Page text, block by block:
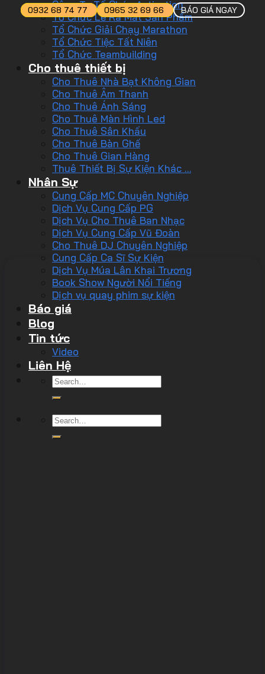
Công Ty Tổ Chức Activation
Tổ Chức Lễ Ra Mắt Sản Phẩm
Tổ Chức Giải Chạy Marathon
Tổ Chức Tiệc Tất Niên
Tổ Chức Teambuilding
Cho thuê thiết bị
Cho Thuê Nhà Bạt Không Gian
Cho Thuê Âm Thanh
Cho Thuê Ánh Sáng
Cho Thuê Màn Hình Led
Cho Thuê Sân Khấu
Cho Thuê Bàn Ghế
Cho Thuê Gian Hàng
Thuê Thiết Bị Sự Kiện Khác …
Nhân Sự
Cung Cấp MC Chuyên Nghiệp
Dịch Vụ Cung Cấp PG
Dịch Vụ Cho Thuê Ban Nhạc
Dịch Vụ Cung Cấp Vũ Đoàn
Cho Thuê DJ Chuyên Nghiệp
Cung Cấp Ca Sĩ Sự Kiện
Dịch Vụ Múa Lân Khai Trương
Book Show Người Nổi Tiếng
Dịch vụ quay phim sự kiện
Báo giá
Blog
Tin tức
Video
Liên Hệ
0932 68 74 77 0965 32 69 66 BÁO GIÁ NGAY